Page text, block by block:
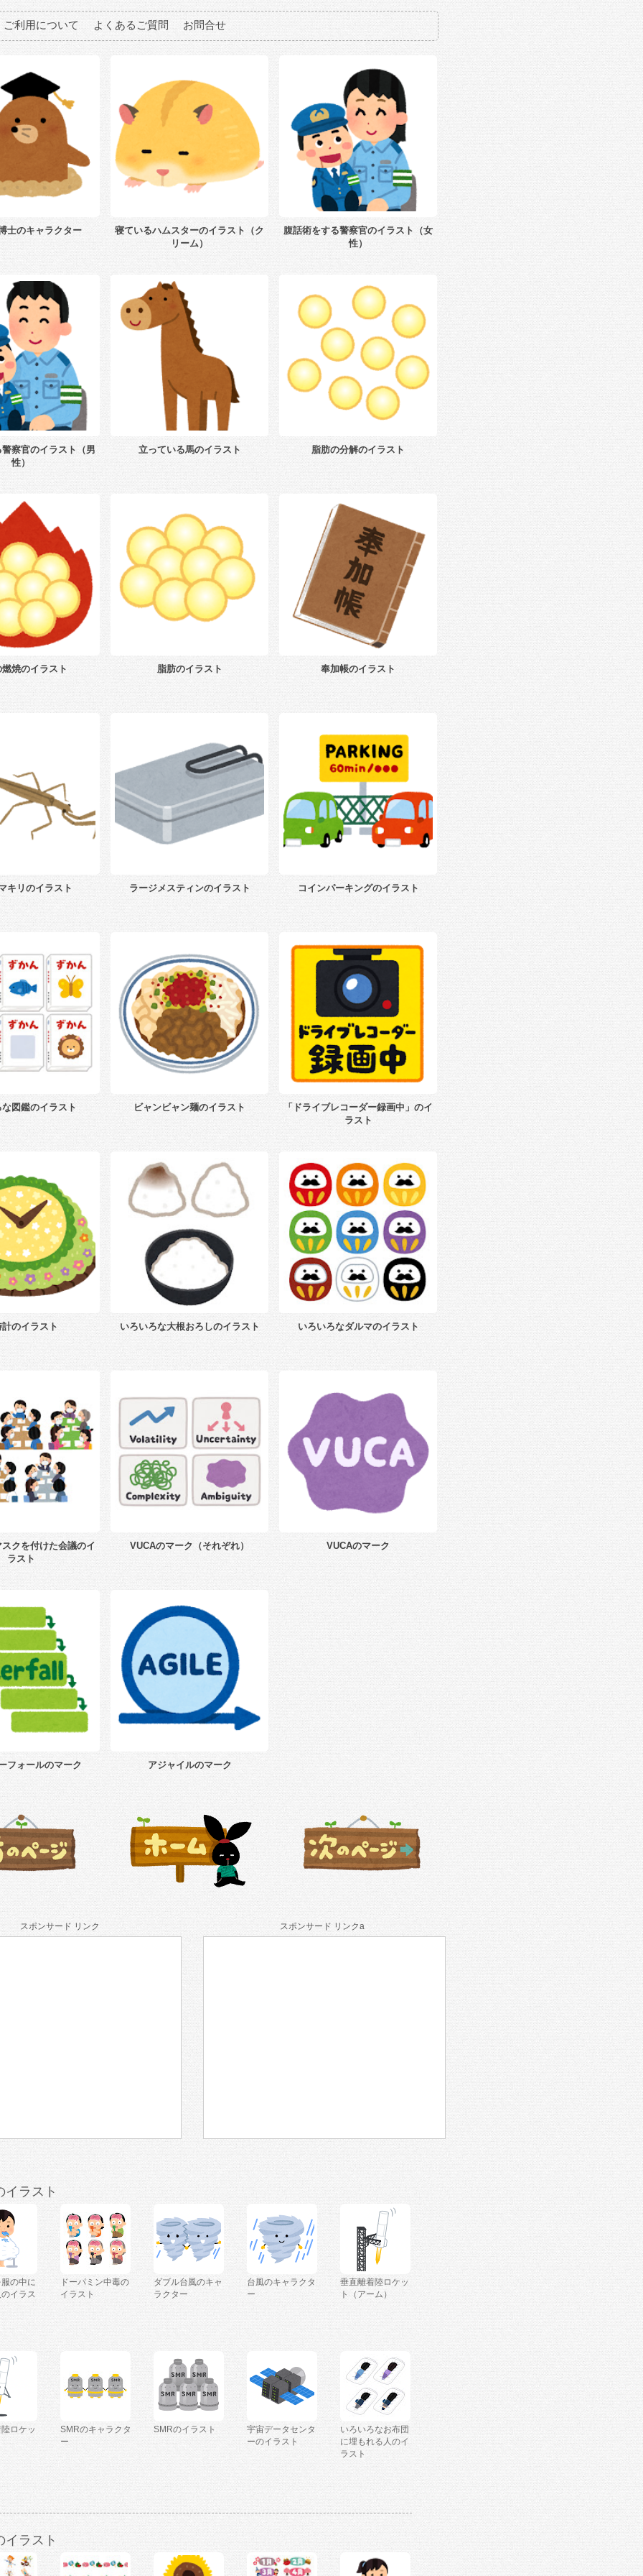
ご利用について よくあるご質問 お問合せ
士のキャラクター
寝ているハムスターのイラスト（ク
リーム）
腹話術をする警察官のイラスト（女
性）
察官のイラスト（男
性）
立っている馬のイラスト 脂肪の分解のイラスト
焼のイラスト 脂肪のイラスト 奉加帳のイラスト
キリのイラスト ラージメスティンのイラスト コインパーキングのイラスト
図鑑のイラスト ビャンビャン麺のイラスト
「ドライブレコーダー録画中」のイ
ラスト
のイラスト いろいろな大根おろしのイラスト いろいろなダルマのイラスト
クを付けた会議のイ
ラスト
VUCAのマーク（それぞれ） VUCAのマーク
フォールのマーク アジャイルのマーク
スポンサード リンク スポンサード リンクa
イラスト
の中に
イラス
ドーパミン中毒の
イラスト
ダブル台風のキャ
ラクター
台風のキャラクタ
ー
垂直離着陸ロケッ
ト（アーム）
ロケッ
SMRのキャラクタ
ー
SMRのイラスト
宇宙データセンタ
ーのイラスト
いろいろなお布団
に埋もれる人のイ
ラスト
イラスト